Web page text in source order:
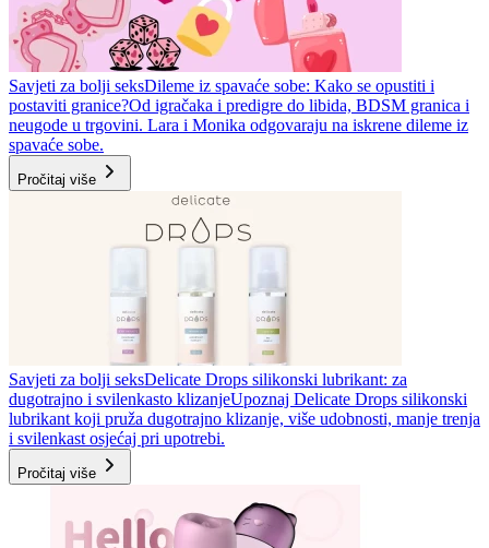
Savjeti za bolji seksDileme iz spavaće sobe: Kako se opustiti i
postaviti granice?Od igračaka i predigre do libida, BDSM granica i
neugode u trgovini. Lara i Monika odgovaraju na iskrene dileme iz
spavaće sobe.
Pročitaj više
Savjeti za bolji seksDelicate Drops silikonski lubrikant: za
dugotrajno i svilenkasto klizanjeUpoznaj Delicate Drops silikonski
lubrikant koji pruža dugotrajno klizanje, više udobnosti, manje trenja
i svilenkast osjećaj pri upotrebi.
Pročitaj više